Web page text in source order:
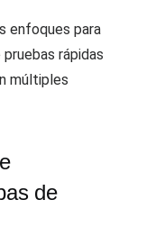
enfoques para
rápidas
múltiples
de